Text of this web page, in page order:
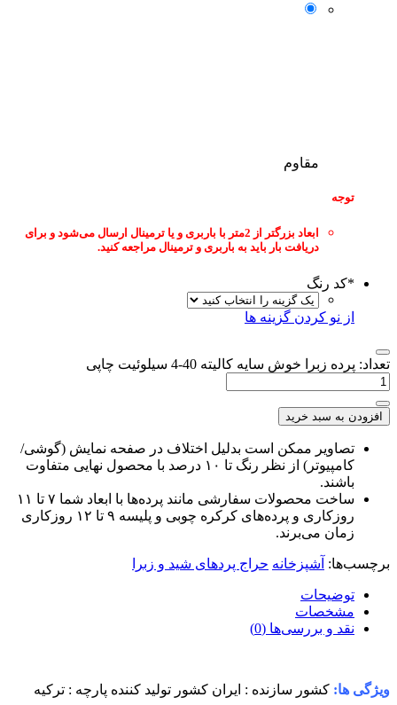
مقاوم
توجه
ابعاد بزرگتر از 2متر با باربری و یا ترمینال ارسال می‌شود و برای
دریافت بار باید به باربری و ترمینال مراجعه کنید.
کد رنگ
از نو کردن گزینه ها
پرده زبرا خوش سایه کالیته 40-4 سیلوئیت چاپی
افزودن به سبد خرید
تصاویر ممکن است بدلیل اختلاف در صفحه نمایش (گوشی/
کامپیوتر) از نظر رنگ تا ۱۰ درصد با محصول نهایی متفاوت
باشند.
ساخت محصولات سفارشی مانند پرده‌ها با ابعاد شما ۷ تا ۱۱
روزکاری و پرده‌های کرکره چوبی و پلیسه ۹ تا ۱۲ روزکاری
زمان می‌برند.
آشپزخانه حراج پردهای شید و زبرا
توضیحات
مشخصات
نقد و بررسی‌ها (0)
ها: کشور سازنده : ایران کشور تولید کننده پارچه : ترکیه